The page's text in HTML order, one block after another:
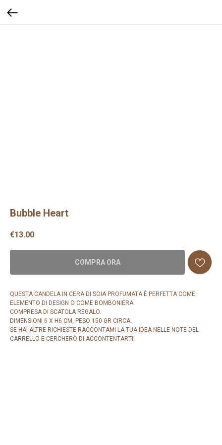
Bubble Heart
€13.00
COMPRA ORA
QUESTA CANDELA IN CERA DI SOIA PROFUMATA È PERFETTA COME
ELEMENTO DI DESIGN O COME BOMBONIERA.
COMPRESA DI SCATOLA REGALO.
DIMENSIONI 6 X H6 CM, PESO 150 GR CIRCA.
SE HAI ALTRE RICHIESTE RACCONTAMI LA TUA IDEA NELLE NOTE DEL
CARRELLO E CERCHERÒ DI ACCONTENTARTI!